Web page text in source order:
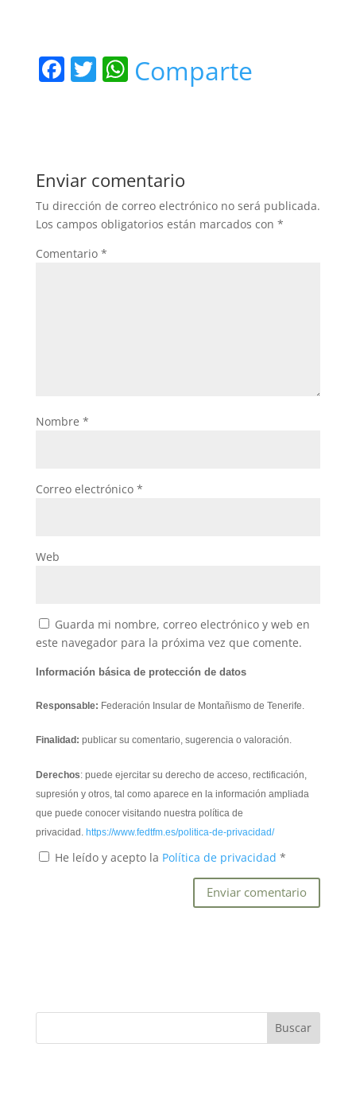
F
b
o
o
k
T W
A
p
p
Comparte
Enviar comentario
Tu dirección de correo electrónico no será publicada.
Los campos obligatorios están marcados con *
Comentario *
Nombre *
Correo electrónico *
Web
Guarda mi nombre, correo electrónico y web en
este navegador para la próxima vez que comente.
Información básica de protección de datos
Responsable: Federación Insular de Montañismo de Tenerife.
Finalidad: publicar su comentario, sugerencia o valoración.
Derechos: puede ejercitar su derecho de acceso, rectificación,
supresión y otros, tal como aparece en la información ampliada
que puede conocer visitando nuestra política de
privacidad. https://www.fedtfm.es/politica-de-privacidad/
He leído y acepto la Política de privacidad *